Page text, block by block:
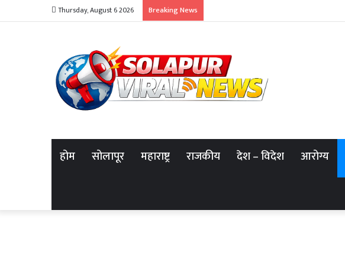
Thursday, August 6 2026 Breaking News
होम सोलापूर महाराष्ट्र राजकीय देश – विदेश आरोग्य